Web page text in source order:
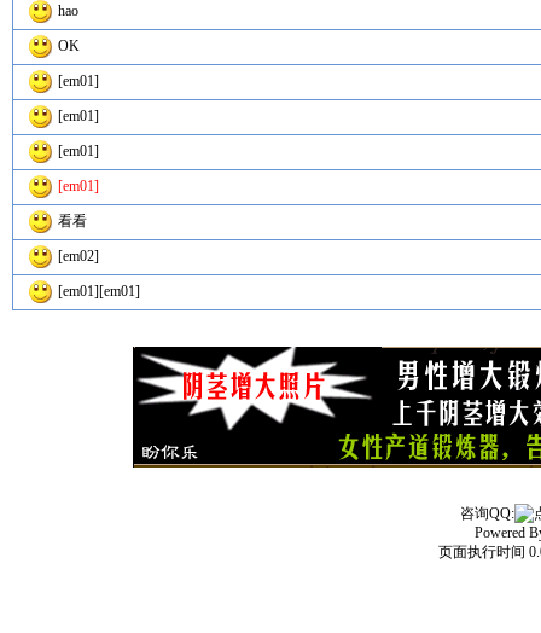
hao
OK
[em01]
[em01]
[em01]
[em01]
看看
[em02]
[em01][em01]
咨询QQ:
Powered
页面执行时间